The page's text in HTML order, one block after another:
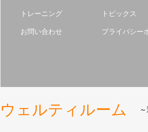
トレーニング トピックス
お問い合わせ プライバシー
ウェルティルーム